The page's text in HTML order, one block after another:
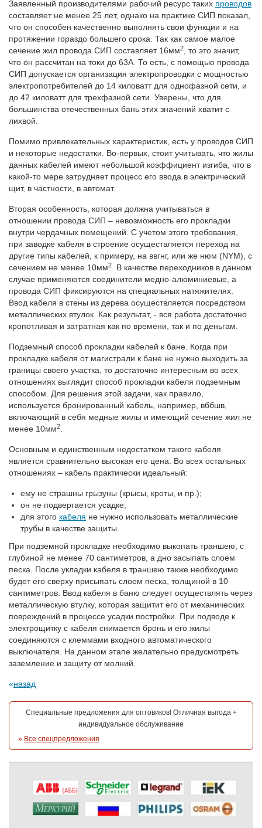
Заявленный производителями рабочий ресурс таких проводов
составляет не менее 25 лет, однако на практике СИП показал,
что он способен качественно выполнять свои функции и на
протяжении гораздо большего срока. Так как самое малое
сечение жил провода СИП составляет 16мм2
, то это значит,
что он рассчитан на токи до 63А. То есть, с помощью провода
СИП допускается организация электропроводки с мощностью
электропотребителей до 14 киловатт для однофазной сети, и
до 42 киловатт для трехфазной сети. Уверены, что для
большинства отечественных бань этих значений хватит с
лихвой.
Помимо привлекательных характеристик, есть у проводов СИП
и некоторые недостатки. Во-первых, стоит учитывать, что жилы
данных кабелей имеют небольшой коэффициент изгиба, что в
какой-то мере затрудняет процесс его ввода в электрический
щит, в частности, в автомат.
Вторая особенность, которая должна учитываться в
отношении провода СИП – невозможность его прокладки
внутри чердачных помещений. С учетом этого требования,
при заводке кабеля в строение осуществляется переход на
другие типы кабелей, к примеру, на ввгнг, или же нюм (NYM), с
сечением не менее 10мм2
. В качестве переходников в данном
случае применяются соединители медно-алюминиевые, а
провода СИП фиксируются на специальных натяжителях.
Ввод кабеля в стены из дерева осуществляется посредством
металлических втулок. Как результат, - вся работа достаточно
кропотливая и затратная как по времени, так и по деньгам.
Подземный способ прокладки кабелей к бане. Когда при
прокладке кабеля от магистрали к бане не нужно выходить за
границы своего участка, то достаточно интересным во всех
отношениях выглядит способ прокладки кабеля подземным
способом. Для решения этой задачи, как правило,
используется бронированный кабель, например, вббшв,
включающий в себя медные жилы и имеющий сечение жил не
менее 10мм2
Основным и единственным недостатком такого кабеля
является сравнительно высокая его цена. Во всех остальных
отношениях – кабель практически идеальный:
ему не страшны грызуны (крысы, кроты, и пр.);
он не подвергается усадке;
для этого кабеля не нужно использовать металлические
трубы в качестве защиты.
При подземной прокладке необходимо выкопать траншею, с
глубиной не менее 70 сантиметров, а дно засыпать слоем
песка. После укладки кабеля в траншею также необходимо
будет его сверху присыпать слоем песка, толщиной в 10
сантиметров. Ввод кабеля в баню следует осуществлять через
металлическую втулку, которая защитит его от механических
повреждений в процессе усадки постройки. При подводе к
электрощитку с кабеля снимается бронь и его жилы
соединяются с клеммами входного автоматического
выключателя. На данном этапе желательно предусмотреть
заземление и защиту от молний.
назад
Специальные предложения для оптовиков! Отличная выгода +
индивидуальное обслуживание
» Все спецпредложения